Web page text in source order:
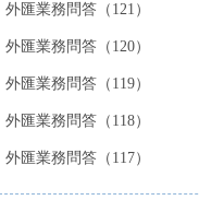
外匯業務問答（121）
外匯業務問答（120）
外匯業務問答（119）
外匯業務問答（118）
外匯業務問答（117）